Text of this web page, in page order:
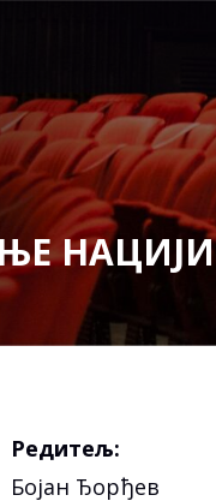
НАЦИЈИ
Редитељ:
Бојан Ђорђев